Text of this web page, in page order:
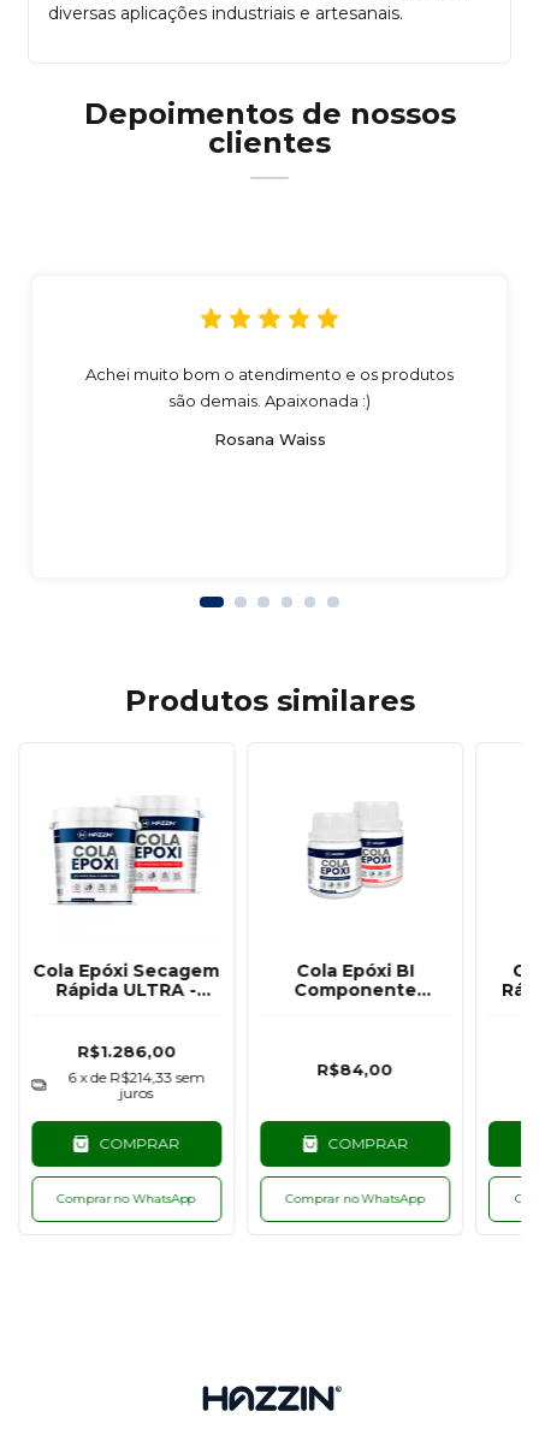
diversas aplicações industriais e artesanais.
Depoimentos de nossos
clientes
Achei muito bom o atendimento e os produtos
são demais. Apaixonada :)
Rosana Waiss
Produtos similares
Cola Epóxi Secagem
Rápida ULTRA -
R$1.286,00
6 x de R$214,33 sem
juros
COMPRAR
Comprar no WhatsApp
Cola Epóxi BI
Componente
R$84,00
COMPRAR
Comprar no WhatsApp